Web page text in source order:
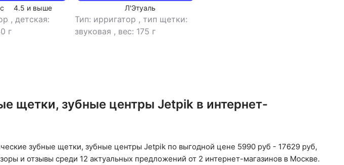
4.5 и выше
,детская:
г
Л'Этуаль
Тип: ирригатор , тип щетки:
звуковая , вес: 175 г
щетки, зубные центры Jetpik в интернет-
зубные щетки, зубные центры Jetpik по выгодной цене 5990 руб - 17629 руб,
и отзывы среди 12 актуальных предложений от 2 интернет-магазинов в Москве.